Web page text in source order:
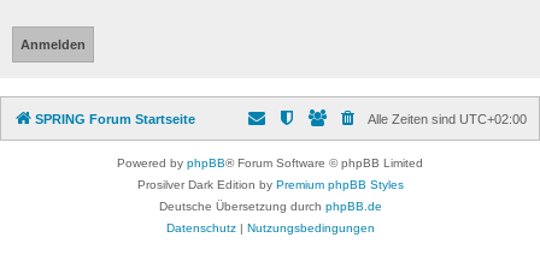
SPRING Forum Startseite Alle Zeiten sind UTC+02:00
Powered by phpBB® Forum Software © phpBB Limited
Prosilver Dark Edition by Premium phpBB Styles
Deutsche Übersetzung durch phpBB.de
Datenschutz| Nutzungsbedingungen